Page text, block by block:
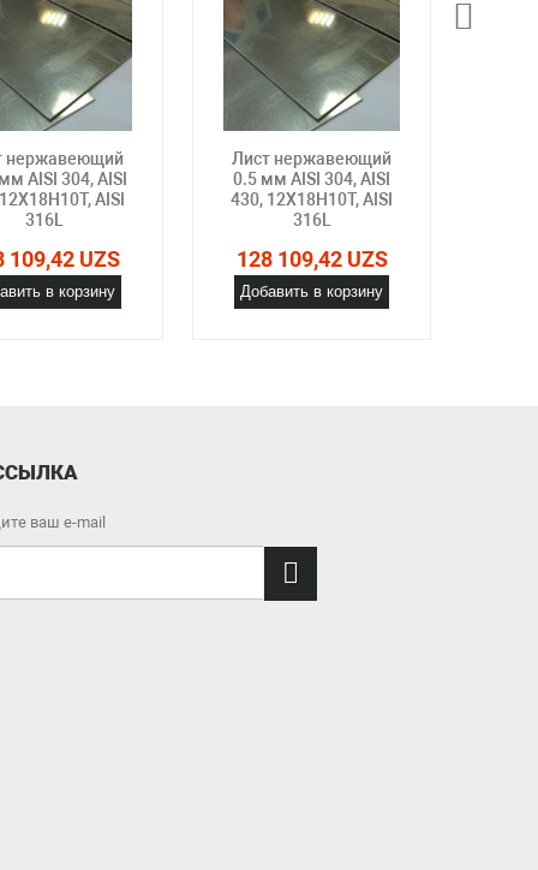
нержавеющий
AISI 304, AISI
AISI
316L
109,42 UZS
в корзину
Лист нержавеющий
0.5 мм AISI 304, AISI
430, 12Х18Н10Т, AISI
316L
128 109,42 UZS
Добавить в корзину
ваш e-mail
